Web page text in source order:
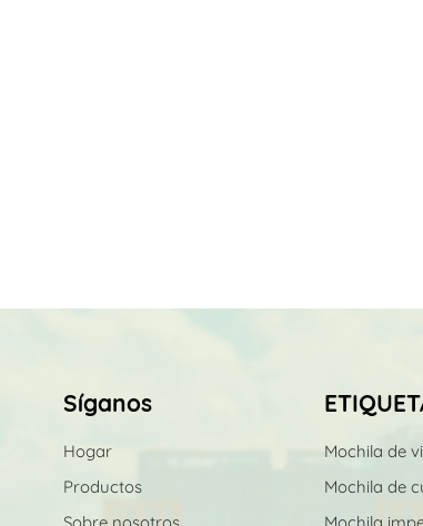
Síganos
Hogar
Productos
Mochila de
Mochila de